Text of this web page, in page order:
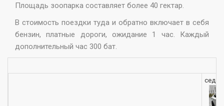
Площадь зоопарка составляет более 40 гектар.
В стоимость поездки туда и обратно включает в себя
бензин, платные дороги, ожидание 1 час. Каждый
дополнительный час 300 бат.
седан